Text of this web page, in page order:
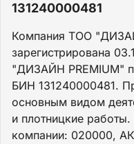
131240000481
Компания ТОО
зарегистрирована
"ДИЗАЙН PREMIUM"
БИН 131240000481.
основным видом
и плотницкие
компании: 020000,